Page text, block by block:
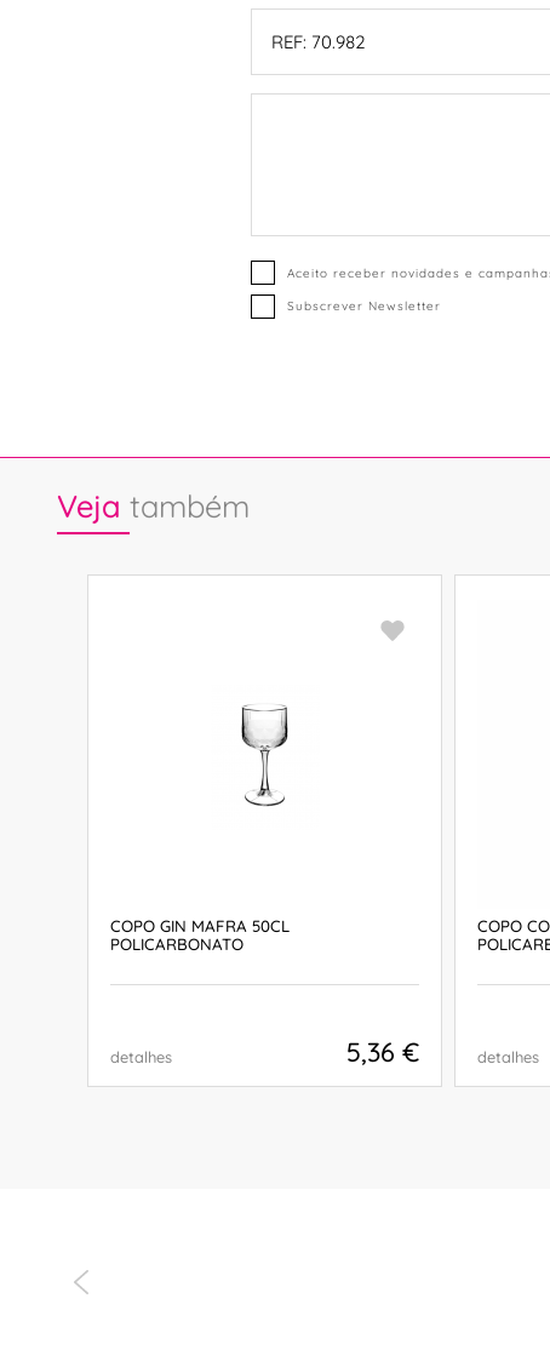
Aceito receber novidades e
Subscrever Newsletter
Veja também
COPO GIN MAFRA 50CL
POLICARBONATO
detalhes 5,36 €
COPO
detalhes